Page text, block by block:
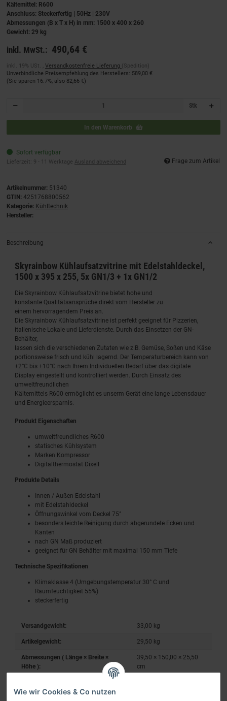
Kältemittel: R600
Anschluss: Steckerfertig | 50Hz | 230V
Abmessungen (B x T x H) in mm: 1500 x 400 x 260
Gewicht: 29 kg
inkl. MwSt.: 490,64 €
inkl. 19% USt. , Versandkostenfreie Lieferung (Spedition)
Unverbindliche Preisempfehlung des Herstellers: 589,00 €
(Sie sparen 16.7%, also 82,66 €)
Stk
In den Warenkorb
Sofort verfügbar
Lieferzeit: 9 - 11 Werktage Ausland abweichend Frage zum Artikel
Artikelnummer: 51340
GTIN: 4251768800562
Kategorie: Kühltechnik
Hersteller:
Beschreibung
Skyrainbow Kühlaufsatzvitrine mit Edelstahldeckel,
1500 x 395 x 255, 5x GN1/3 + 1x GN1/2
Die Skyrainbow Kühlaufsatzvitrine bietet hohe und
konstante Qualitätsansprüche direkt vom Hersteller zu
einem hervorragendem Preis an.
Die Skyrainbow Kühlaufsatzvitrine ist perfekt geeignet für Pizzerien,
italienische Lokale und Lieferdienste. Durch das Einsetzen der GN-
Behälter,
lassen sich die verschiedenen Zutaten wie z.B. Gemüse, Soßen und Käse
portionsweise frisch und kühl lagernd. Der Temperaturbereich kann von
+2°C bis +10°C nach Ihrem Individuellen Bedarf über das digitale
Display eingestellt und kontrolliert werden. Durch Einsatz des
umweltfreundlichen
Kältemittels R600 ermöglicht es unserm Gerät eine lange Lebensdauer
und Energieersparnis.
Produkt Eigenschaften
umweltfreundliches R600
statisches Kühlsystem
Marken Kompressor
Digitalthermostat Dixell
Produkte Details
Innen / Außen Edelstahl
mit Edelstahldeckel
Öffnungswinkel vom Deckel 75°
besonders leichte Reinigung durch abgerundete Ecken und
Kanten
nach GN Maß produziert
geeignet für GN Behälter mit maximal 150 mm Tiefe
Technische Spezifikationen
Klimaklasse 4 (Umgebungstemperatur 30° C und
Raumfeuchtigkeit 55%)
steckerfertig
Versandgewicht: 33,00 kg
Artikelgewicht: 29,50 kg
Abmessungen ( Länge × Breite ×
Höhe ):
39,50 × 150,00 × 25,50
cm
Wie wir Cookies & Co nutzen